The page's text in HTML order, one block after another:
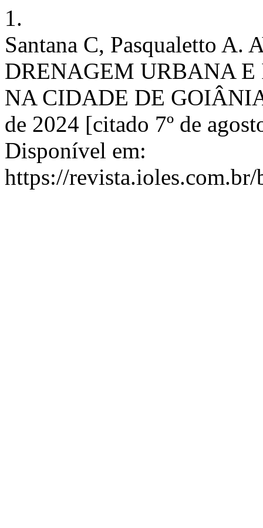
1.
Santana C, Pasqualetto
DRENAGEM URBANA
NA CIDADE DE
de 2024 [citado 7º de
Disponível em:
https://